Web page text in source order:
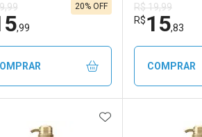
,99
20% OFF
R$ 19,99
R$15,83
COMPRAR
AOS FAVORITOSADICIONAR AOS